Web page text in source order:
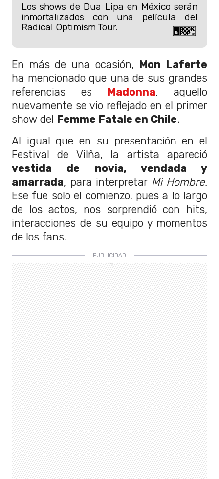
Los shows de Dua Lipa en México serán
inmortalizados con una película del
Radical Optimism Tour.
En más de una ocasión, Mon Laferte
ha mencionado que una de sus grandes
referencias es Madonna, aquello
nuevamente se vio reflejado en el primer
show del Femme Fatale en Chile.
Al igual que en su presentación en el
Festival de Vilña, la artista apareció
vestida de novia, vendada y
amarrada, para interpretar Mi Hombre.
Ese fue solo el comienzo, pues a lo largo
de los actos, nos sorprendió con hits,
interacciones de su equipo y momentos
de los fans.